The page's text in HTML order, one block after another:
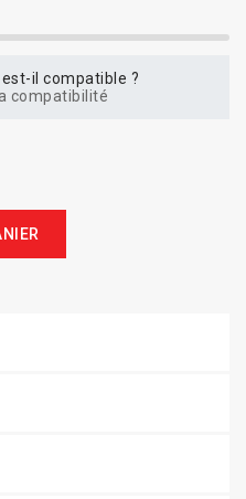
il compatible ?
compatibilité